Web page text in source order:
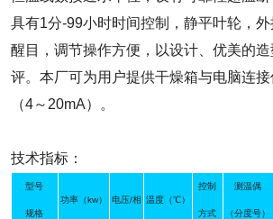
具有1分-99小时时间控制，静平叶轮，
醒目，调节操作方便，以设计、优美的
评。本厂可为用户提供干燥箱与电脑连接
（4～20mA）。
技术指标：
型号
规格
功率（kw） 电压/相 温度（℃）
控制
方式
测温偶
（分度号）